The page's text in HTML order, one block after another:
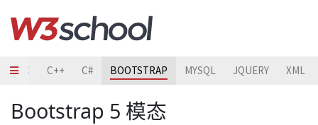
C C++ C# BOOTSTRAP MYSQL JQUERY XML
Bootstrap 5 模态